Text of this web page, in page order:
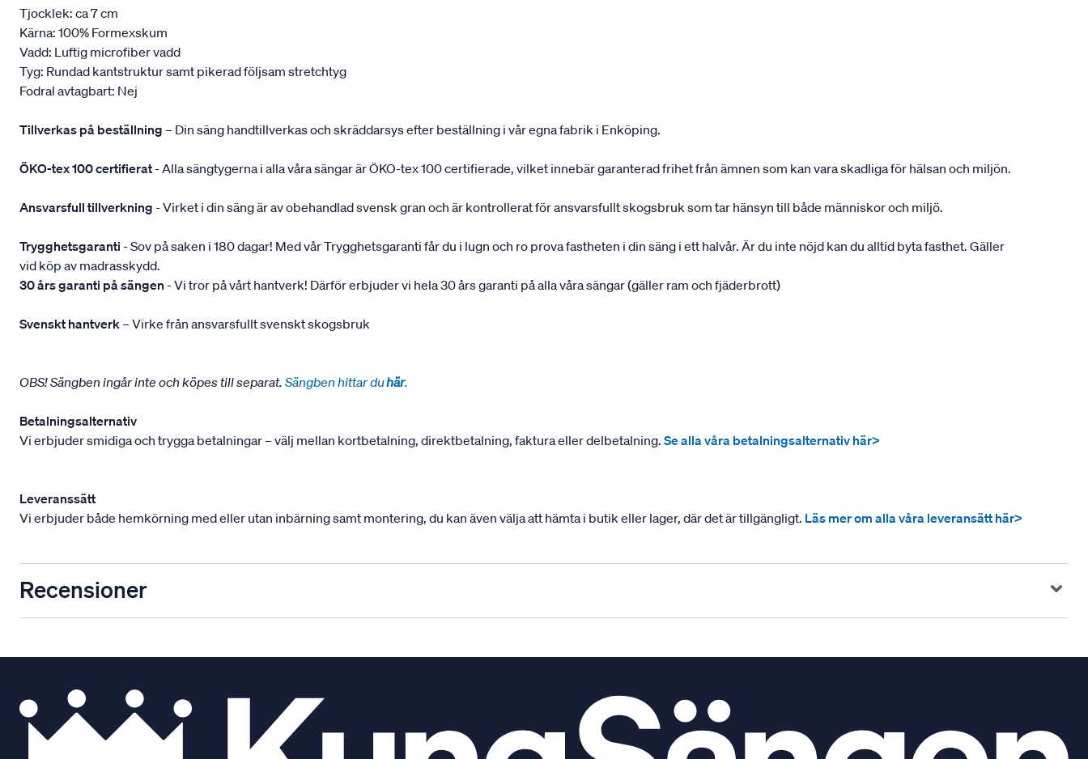
Tjocklek: ca 7 cm
Kärna: 100% Formexskum
Vadd: Luftig microfiber vadd
Tyg: Rundad kantstruktur samt pikerad följsam stretchtyg
Fodral avtagbart: Nej
Tillverkas på beställning – Din säng handtillverkas och skräddarsys efter beställning i vår egna fabrik i Enköping.
ÖKO-tex 100 certifierat- Alla sängtygerna i alla våra sängar är ÖKO-tex 100 certifierade, vilket innebär garanterad frihet från ämnen som kan vara skadliga för hälsan och miljön.
Ansvarsfull tillverkning - Virket i din säng är av obehandlad svensk gran och är kontrollerat för ansvarsfullt skogsbruk som tar hänsyn till både människor och miljö.
Trygghetsgaranti - Sov på saken i 180 dagar! Med vår Trygghetsgaranti får du i lugn och ro prova fastheten i din säng i ett halvår. Är du inte nöjd kan du alltid byta fasthet. Gäller
vid köp av madrasskydd.
30 års garanti på sängen - Vi tror på vårt hantverk! Därför erbjuder vi hela 30 års garanti på alla våra sängar (gäller ram och fjäderbrott)
Svenskt hantverk– Virke från ansvarsfullt svenskt skogsbruk
OBS! Sängben ingår inte och köpes till separat. Sängben hittar duhär.
Betalningsalternativ
Vi erbjuder smidiga och trygga betalningar – välj mellan kortbetalning, direktbetalning, faktura eller delbetalning. Se alla våra betalningsalternativ här>
Leveranssätt
Vi erbjuder både hemkörning med eller utan inbärning samt montering, du kan även välja att hämta i butik eller lager, där det är tillgängligt. Läs mer om alla våra leveransätt här>
Recensioner